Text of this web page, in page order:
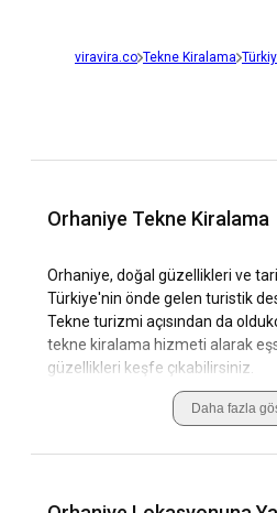
viravira.co Tekne Kiralama
Orhaniye Tekne Kiralama
Orhaniye, doğal güzellikleri ve
Türkiye'nin önde gelen turistik
Tekne turizmi açısından da
tekne kiralama hizmeti alarak
güzellikleri keşfe çıkabilirsiniz.
Burada bir tekne turu yapmanın
sıra, denizinin berrak ve temiz
ile kendinizi cennette gibi
Daha fazla